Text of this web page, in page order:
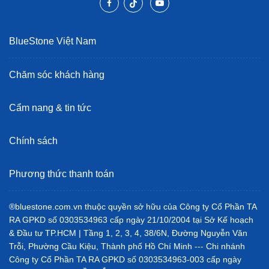
BlueStone Việt Nam
Chăm sóc khách hàng
Cẩm nang & tin tức
Chính sách
Phương thức thanh toán
®bluestone.com.vn thuộc quyền sở hữu của Công ty Cổ Phần TA
RA GPKD số 0303534963 cấp ngày 21/10/2004 tại Sở Kế hoạch
& Đầu tư TP.HCM | Tầng 1, 2, 3, 4, 38/6N, Đường Nguyễn Văn
Trỗi, Phường Cầu Kiệu, Thành phố Hồ Chí Minh --- Chi nhánh
Công ty Cổ Phần TA RA GPKD số 0303534963-003 cấp ngày